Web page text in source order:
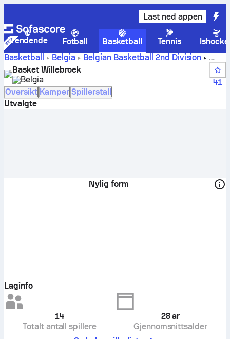
Last ned appen
Trendende Fotball Basketball Tennis
Basketball
Belgia
Belgian Basketball 2nd Division
Basket Willebroek Poengstillinger, plasseringer, timeplan
og spillere
Basket Willebroek
Belgia
41
Oversikt Kamper Spillerstall
Utvalgte
Nylig form
Laginfo
14
Totalt antall spillere
28ar
Gjennomsnittsalder